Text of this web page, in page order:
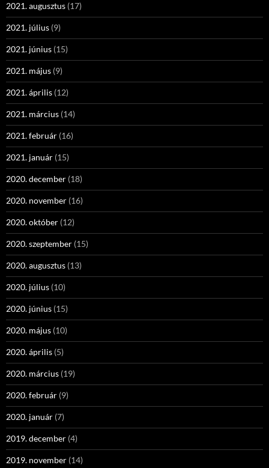
2021. augusztus (17)
2021. július (9)
2021. június (15)
2021. május (9)
2021. április (12)
2021. március (14)
2021. február (16)
2021. január (15)
2020. december (18)
2020. november (16)
2020. október (12)
2020. szeptember (15)
2020. augusztus (13)
2020. július (10)
2020. június (15)
2020. május (10)
2020. április (5)
2020. március (19)
2020. február (9)
2020. január (7)
2019. december (4)
2019. november (14)